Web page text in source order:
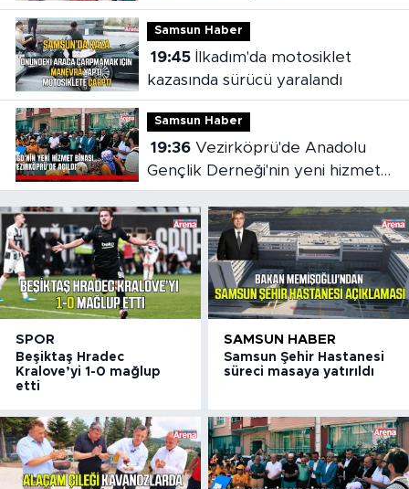
Samsun Haber
19:45İlkadım'da motosiklet
kazasında sürücü yaralandı
Samsun Haber
19:36Vezirköprü'de Anadolu
Gençlik Derneği'nin yeni hizmet
binası açıldı
SPOR
Beşiktaş Hradec
Kralove’yi 1-0 mağlup
etti
SAMSUN HABER
Samsun Şehir Hastanesi
süreci masaya yatırıldı